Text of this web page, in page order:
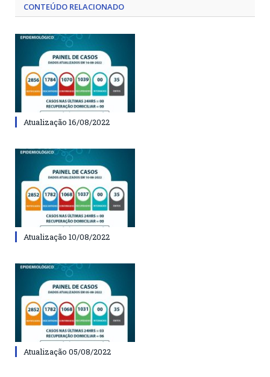
CONTEÚDO RELACIONADO
Atualização 16/08/2022
Atualização 10/08/2022
Atualização 05/08/2022